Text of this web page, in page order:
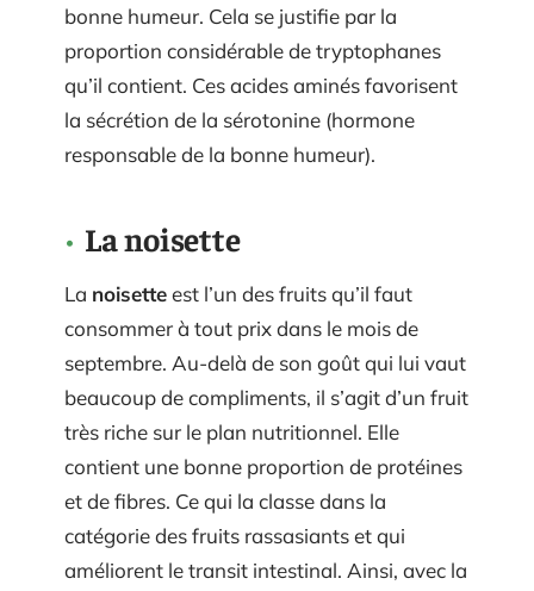
bonne humeur. Cela se justifie par la
proportion considérable de tryptophanes
qu’il contient. Ces acides aminés favorisent
la sécrétion de la sérotonine (hormone
responsable de la bonne humeur).
La noisette
La noisetteest l’un des fruits qu’il faut
consommer à tout prix dans le mois de
septembre. Au-delà de son goût qui lui vaut
beaucoup de compliments, il s’agit d’un fruit
très riche sur le plan nutritionnel. Elle
contient une bonne proportion de protéines
et de fibres. Ce qui la classe dans la
catégorie des fruits rassasiants et qui
améliorent le transit intestinal. Ainsi, avec la